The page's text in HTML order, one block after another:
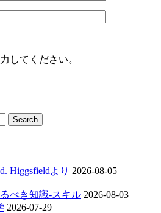
してください。
Higgsfieldより 2026-08-05
るべき知識-スキル 2026-08-03
2026-07-29